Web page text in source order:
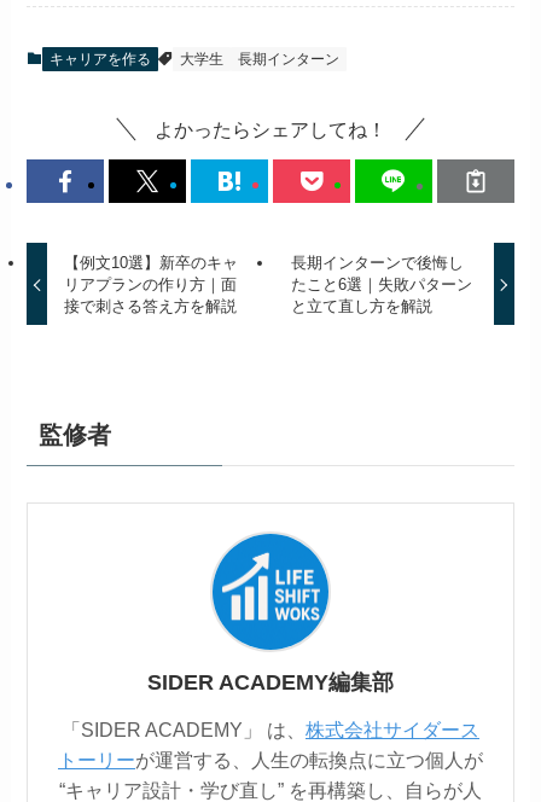
キャリアを作る 大学生 長期インターン
よかったらシェアしてね！
【例文10選】新卒のキャ
リアプランの作り方｜面
接で刺さる答え方を解説
長期インターンで後悔し
たこと6選｜失敗パターン
と立て直し方を解説
監修者
SIDER ACADEMY編集部
「SIDER ACADEMY」 は、 株式会社サイダース
トーリーが運営する、人生の転換点に立つ個人が
“キャリア設計・学び直し” を再構築し、自らが人